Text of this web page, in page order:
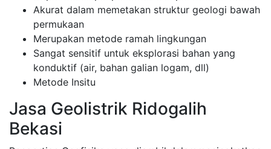
Akurat dalam memetakan struktur geologi bawah
permukaan
Merupakan metode ramah lingkungan
Sangat sensitif untuk eksplorasi bahan yang
konduktif (air, bahan galian logam, dll)
Metode Insitu
Jasa Geolistrik Ridogalih
Bekasi